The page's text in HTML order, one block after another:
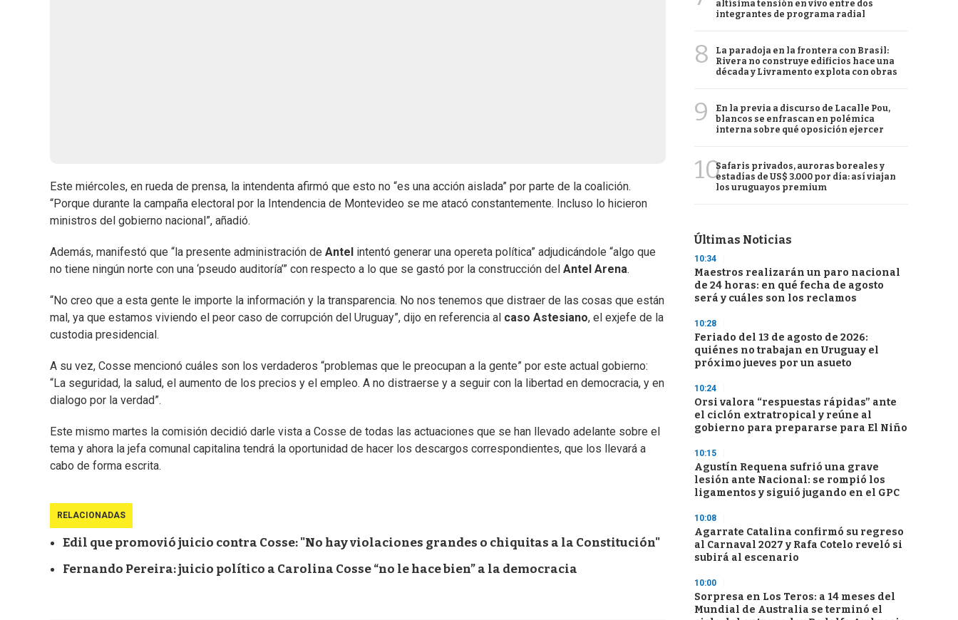
Este miércoles, en rueda de prensa, la intendenta afirmó que esto no “es una acción aislada” por parte de la coalición.
“Porque durante la campaña electoral por la Intendencia de Montevideo se me atacó constantemente. Incluso lo hicieron
ministros del gobierno nacional”, añadió.
Además, manifestó que “la presente administración de Antel intentó generar una opereta política” adjudicándole “algo que
no tiene ningún norte con una ‘pseudo auditoría’” con respecto a lo que se gastó por la construcción del Antel Arena.
“No creo que a esta gente le importe la información y la transparencia. No nos tenemos que distraer de las cosas que están
mal, ya que estamos viviendo el peor caso de corrupción del Uruguay”, dijo en referencia al caso Astesiano, el exjefe de la
custodia presidencial.
A su vez, Cosse mencionó cuáles son los verdaderos “problemas que le preocupan a la gente” por este actual gobierno:
“La seguridad, la salud, el aumento de los precios y el empleo. A no distraerse y a seguir con la libertad en democracia, y en
dialogo por la verdad”.
Este mismo martes la comisión decidió darle vista a Cosse de todas las actuaciones que se han llevado adelante sobre el
tema y ahora la jefa comunal capitalina tendrá la oportunidad de hacer los descargos correspondientes, que los llevará a
cabo de forma escrita.
RELACIONADAS
Edil que promovió juicio contra Cosse: "No hay violaciones grandes o chiquitas a la Constitución"
Fernando Pereira: juicio político a Carolina Cosse “no le hace bien” a la democracia
altísima tensión en vivo entre dos
integrantes de programa radial
8
La paradoja en la frontera con Brasil:
Rivera no construye edificios hace una
década y Livramento explota con obras
9
En la previa a discurso de Lacalle Pou,
blancos se enfrascan en polémica
interna sobre qué oposición ejercer
10Safaris privados, auroras boreales y
estadías de US$ 3.000 por día: así viajan
los uruguayos premium
Últimas Noticias
10:34
Maestros realizarán un paro nacional
de 24 horas: en qué fecha de agosto
será y cuáles son los reclamos
10:28
Feriado del 13 de agosto de 2026:
quiénes no trabajan en Uruguay el
próximo jueves por un asueto
10:24
Orsi valora “respuestas rápidas” ante
el ciclón extratropical y reúne al
gobierno para prepararse para El Niño
10:15
Agustín Requena sufrió una grave
lesión ante Nacional: se rompió los
ligamentos y siguió jugando en el GPC
10:08
Agarrate Catalina confirmó su regreso
al Carnaval 2027 y Rafa Cotelo reveló si
subirá al escenario
10:00
Sorpresa en Los Teros: a 14 meses del
Mundial de Australia se terminó el